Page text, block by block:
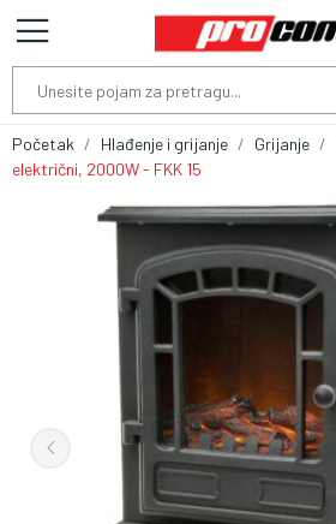
Početak Hlađenje i grijanje Grijanje
električni, 2000W - FKK 15